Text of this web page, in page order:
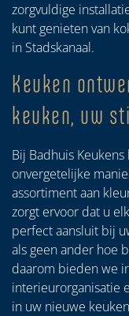
zorgvuldige
kunt genieten van
in Stadskanaal.
Keuken
keuken, uw
Bij Badhuis
onvergetelijke
assortiment aan
zorgt ervoor dat u
perfect aansluit bij
als geen ander hoe
daarom bieden we
interieurorganisatie
in uw nieuwe